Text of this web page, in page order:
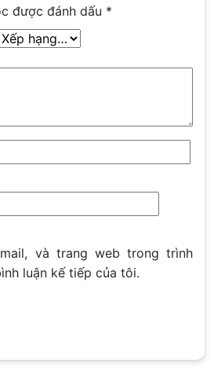
được đánh dấu *
và trang web trong trình
luận kế tiếp của tôi.